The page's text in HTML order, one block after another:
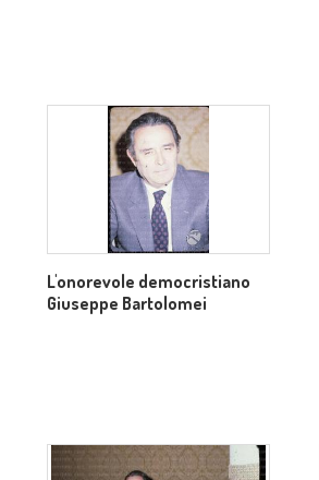
L'onorevole democristiano
Giuseppe Bartolomei